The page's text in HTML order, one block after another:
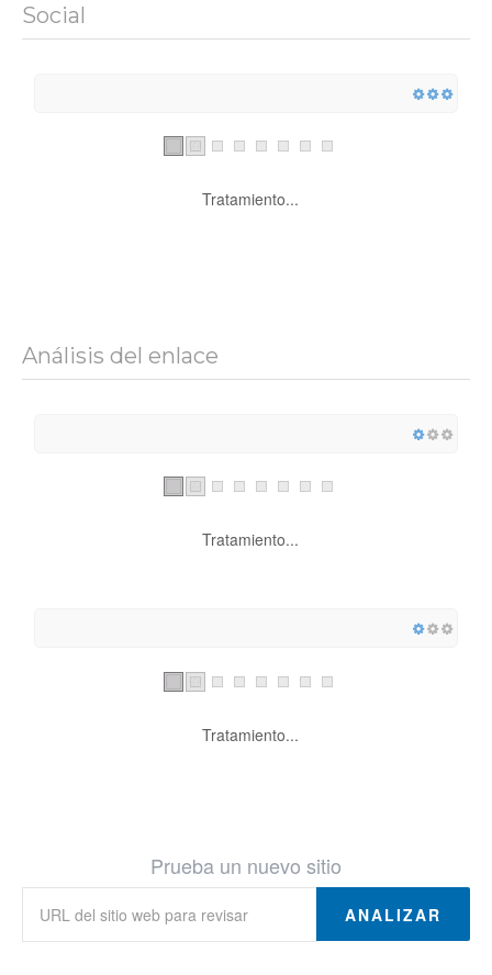
Social
Tratamiento...
Análisis del enlace
Tratamiento...
Tratamiento...
Prueba un nuevo sitio
ANALIZAR